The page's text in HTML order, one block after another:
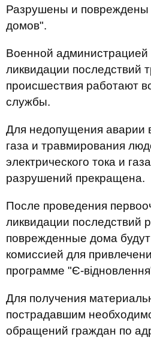
Разрушены и повреждены
домов".
Военной администрацией
ликвидации последствий
происшествия работают
службы.
Для недопущения аварии
газа и травмирования
электрического тока и
разрушений прекращена.
После проведения
ликвидации последствий
поврежденные дома
комиссией для
программе "Є-
Для получения
пострадавшим
обращений граждан по